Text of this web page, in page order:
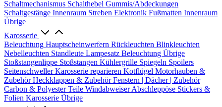
Schaltmechanismus Schalthebel Gummis/Abdeckungen
Schaltgestänge Innenraum Streben Elektronik Fußmatten Innenraum
Übrige
Karosserie
Beleuchtung Hauptscheinwerfern Rückleuchten Blinkleuchten
Nebelleuchten Standleute Lampesatz Beleuchtung Übrige
Stoßstangenlippe Stoßstangen Kühlergrille Spiegeln Spoilers
SeitenschwellerKarosserie reparieren Kotflügel Motorhauben &
ZubehörHeckklappen & ZubehörFenstern | Dächer | Zubehör
Carbon & Polyester Teile WindabweiserAbschleppöse Stickers &
Folien Karosserie Übrige